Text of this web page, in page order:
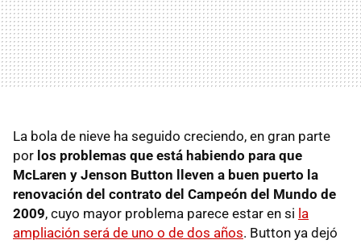
La bola de nieve ha seguido creciendo, en gran parte
por los problemas que está habiendo para que
McLaren y Jenson Button lleven a buen puerto la
renovación del contrato del Campeón del Mundo de
2009, cuyo mayor problema parece estar en si la
ampliación será de uno o de dos años. Button ya dejó